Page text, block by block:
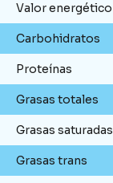
Valor energético
Carbohidratos
Proteínas
Grasas totales
Grasas saturadas
Grasas trans